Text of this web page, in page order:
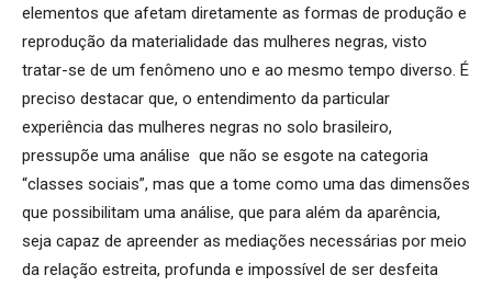
elementos que afetam diretamente as formas de produção e
reprodução da materialidade das mulheres negras, visto
tratar-se de um fenômeno uno e ao mesmo tempo diverso. É
preciso destacar que, o entendimento da particular
experiência das mulheres negras no solo brasileiro,
pressupõe uma análise que não se esgote na categoria
“classes sociais”, mas que a tome como uma das dimensões
que possibilitam uma análise, que para além da aparência,
seja capaz de apreender as mediações necessárias por meio
da relação estreita, profunda e impossível de ser desfeita